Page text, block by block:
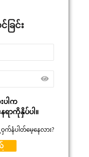
ြင်း
ပါက
ာကိုနှိပ်ပါ။
က်နံပါတ်မေ့နေလား?